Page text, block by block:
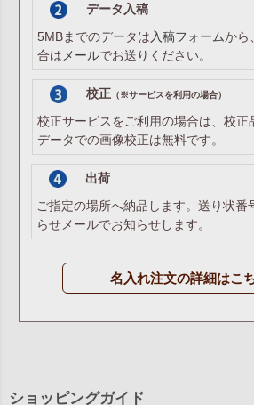
データ入稿
5MBまでのデータは 入稿フォームから
合は メールでお送りください。
校正 （※サービスを利用の場合）
校正サービスをご利用の場合は、校正
データでの画像校正は無料です。
出荷
ご指定の場所へ納品します。送り状番
らせメールでお知らせします。
名入れ注文の詳細はこ
ショッピングガイド